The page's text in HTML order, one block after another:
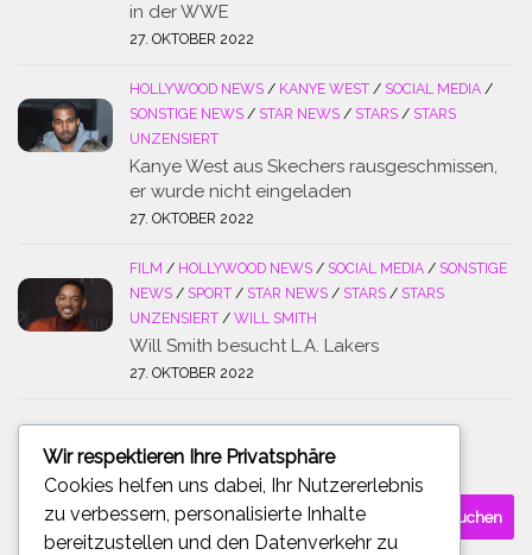
in der WWE
27. OKTOBER 2022
HOLLYWOOD NEWS / KANYE WEST / SOCIAL MEDIA /
SONSTIGE NEWS / STAR NEWS / STARS / STARS
UNZENSIERT
Kanye West aus Skechers rausgeschmissen,
er wurde nicht eingeladen
27. OKTOBER 2022
FILM / HOLLYWOOD NEWS / SOCIAL MEDIA / SONSTIGE
NEWS / SPORT / STAR NEWS / STARS / STARS
UNZENSIERT / WILL SMITH
Will Smith besucht L.A. Lakers
27. OKTOBER 2022
Suchen
nach:
Wir respektieren Ihre Privatsphäre
Cookies helfen uns dabei, Ihr Nutzererlebnis
zu verbessern, personalisierte Inhalte
bereitzustellen und den Datenverkehr zu